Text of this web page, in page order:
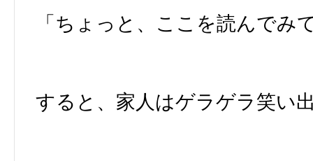
「ちょっと、ここを読んでみ
すると、家人はゲラゲラ笑い